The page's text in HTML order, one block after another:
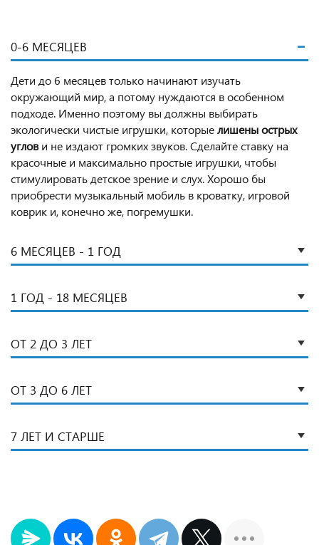
0-6 МЕСЯЦЕВ
Дети до 6 месяцев только начинают изучать
окружающий мир, а потому нуждаются в особенном
подходе. Именно поэтому вы должны выбирать
экологически чистые игрушки, которыелишены острых
углови не издают громких звуков. Сделайте ставку на
красочные и максимально простые игрушки, чтобы
стимулировать детское зрение и слух. Хорошо бы
приобрести музыкальный мобиль в кроватку, игровой
коврик и, конечно же, погремушки.
6 МЕСЯЦЕВ - 1 ГОД
1 ГОД - 18 МЕСЯЦЕВ
ОТ 2 ДО 3 ЛЕТ
ОТ 3 ДО 6 ЛЕТ
7 ЛЕТ И СТАРШЕ